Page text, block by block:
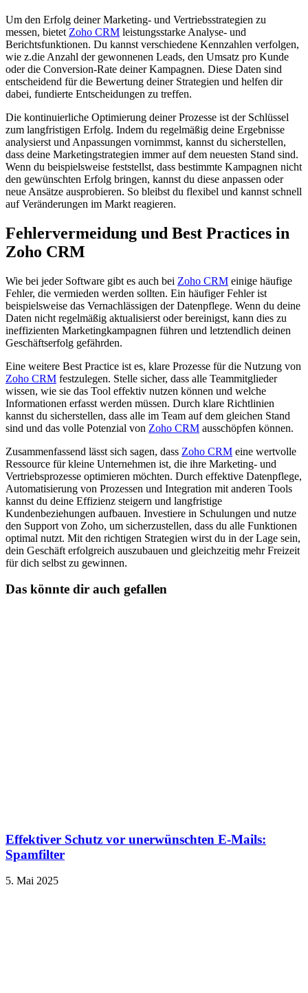
Um den Erfolg deiner Marketing- und Vertriebsstrategien zu
messen, bietet Zoho CRM leistungsstarke Analyse- und
Berichtsfunktionen. Du kannst verschiedene Kennzahlen verfolgen,
wie z.die Anzahl der gewonnenen Leads, den Umsatz pro Kunde
oder die Conversion-Rate deiner Kampagnen. Diese Daten sind
entscheidend für die Bewertung deiner Strategien und helfen dir
dabei, fundierte Entscheidungen zu treffen.
Die kontinuierliche Optimierung deiner Prozesse ist der Schlüssel
zum langfristigen Erfolg. Indem du regelmäßig deine Ergebnisse
analysierst und Anpassungen vornimmst, kannst du sicherstellen,
dass deine Marketingstrategien immer auf dem neuesten Stand sind.
Wenn du beispielsweise feststellst, dass bestimmte Kampagnen nicht
den gewünschten Erfolg bringen, kannst du diese anpassen oder
neue Ansätze ausprobieren. So bleibst du flexibel und kannst schnell
auf Veränderungen im Markt reagieren.
Fehlervermeidung und Best Practices in
Zoho CRM
Wie bei jeder Software gibt es auch bei Zoho CRM einige häufige
Fehler, die vermieden werden sollten. Ein häufiger Fehler ist
beispielsweise das Vernachlässigen der Datenpflege. Wenn du deine
Daten nicht regelmäßig aktualisierst oder bereinigst, kann dies zu
ineffizienten Marketingkampagnen führen und letztendlich deinen
Geschäftserfolg gefährden.
Eine weitere Best Practice ist es, klare Prozesse für die Nutzung von
Zoho CRM festzulegen. Stelle sicher, dass alle Teammitglieder
wissen, wie sie das Tool effektiv nutzen können und welche
Informationen erfasst werden müssen. Durch klare Richtlinien
kannst du sicherstellen, dass alle im Team auf dem gleichen Stand
sind und das volle Potenzial von Zoho CRM ausschöpfen können.
Zusammenfassend lässt sich sagen, dass Zoho CRM eine wertvolle
Ressource für kleine Unternehmen ist, die ihre Marketing- und
Vertriebsprozesse optimieren möchten. Durch effektive Datenpflege,
Automatisierung von Prozessen und Integration mit anderen Tools
kannst du deine Effizienz steigern und langfristige
Kundenbeziehungen aufbauen. Investiere in Schulungen und nutze
den Support von Zoho, um sicherzustellen, dass du alle Funktionen
optimal nutzt. Mit den richtigen Strategien wirst du in der Lage sein,
dein Geschäft erfolgreich auszubauen und gleichzeitig mehr Freizeit
für dich selbst zu gewinnen.
Das könnte dir auch gefallen
Effektiver Schutz vor unerwünschten E-Mails:
Spamfilter
5. Mai 2025